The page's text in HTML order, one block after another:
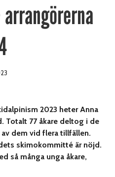
2023 heter Anna
Totalt 77 åkare deltog i de
dem vid flera tillfällen.
skimokommitté är nöjd.
så många unga åkare,